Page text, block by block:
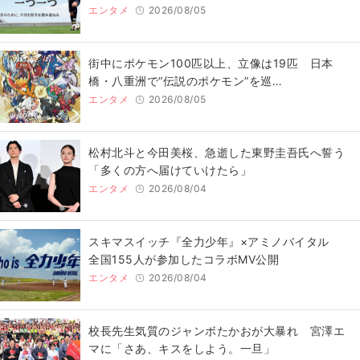
エンタメ 2026/08/05
街中にポケモン100匹以上、立像は19匹 日本
橋・八重洲で“伝説のポケモン”を巡…
エンタメ 2026/08/05
松村北斗と今田美桜、急逝した東野圭吾氏へ誓う
「多くの方へ届けていけたら」
エンタメ 2026/08/04
スキマスイッチ『全力少年』×アミノバイタル
全国155人が参加したコラボMV公開
エンタメ 2026/08/04
校長先生気質のジャンボたかおが大暴れ 宮澤エ
マに「さあ、キスをしよう。一旦」